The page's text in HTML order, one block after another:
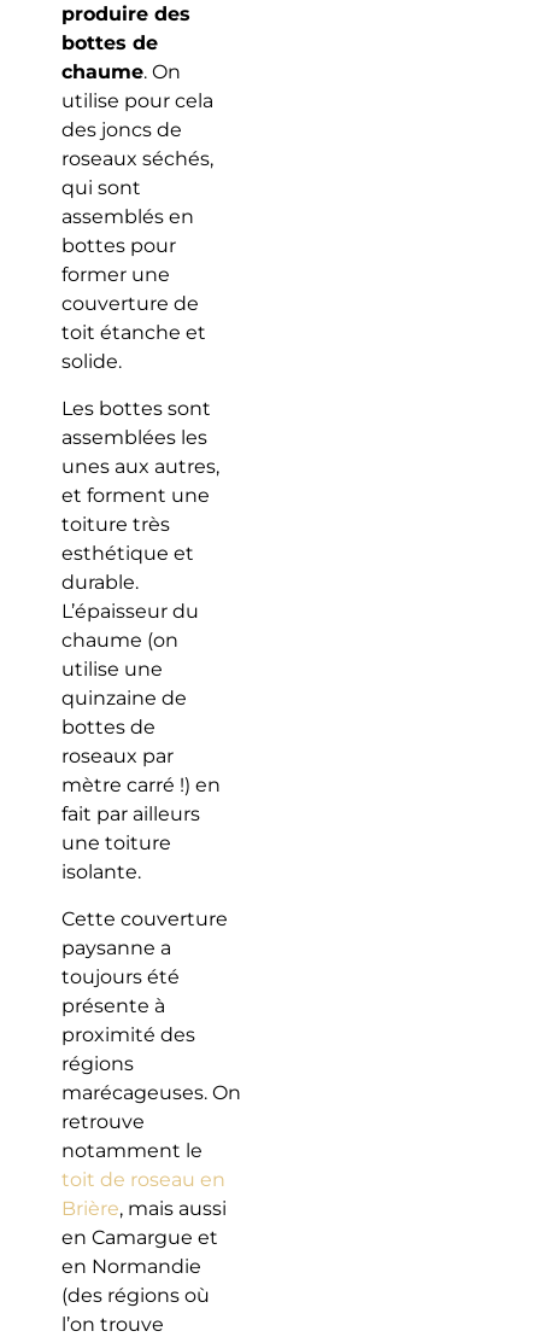
produire des
bottes de
chaume. On
utilise pour cela
des joncs de
roseaux séchés,
qui sont
assemblés en
bottes pour
former une
couverture de
toit étanche et
solide.
Les bottes sont
assemblées les
unes aux autres,
et forment une
toiture très
esthétique et
durable.
L’épaisseur du
chaume (on
utilise une
quinzaine de
bottes de
roseaux par
mètre carré !) en
fait par ailleurs
une toiture
isolante.
Cette couverture
paysanne a
toujours été
présente à
proximité des
régions
marécageuses. On
retrouve
notamment le
toit de roseau en
Brière, mais aussi
en Camargue et
en Normandie
(des régions où
l’on trouve